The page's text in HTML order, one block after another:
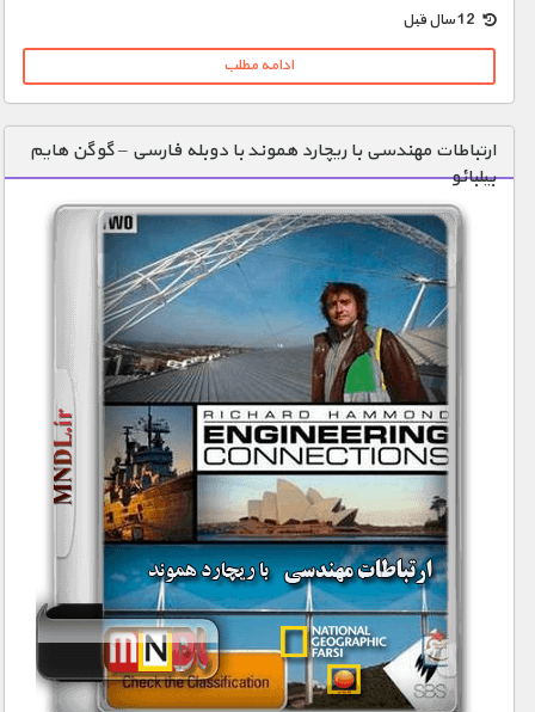
ادامه مطلب
ارتباطات مهندسی با ریچارد هموند با دوبله فارسی – گوگن هایم
بیلبائو‬‎